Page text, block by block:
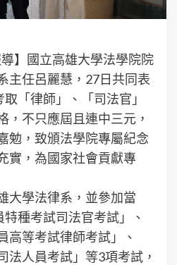
】國立高雄大學法學院院
主任呂麗慧，27日共同表
「律師」、「司法官」
，不只應屆且連中三元，
勉，致頒法學院專屬紀念
實，為國家社會貢獻專
大學法律系，並參加當
特種考試司法官考試」、
高等考試律師考試」、
法人員考試」等3項考試，